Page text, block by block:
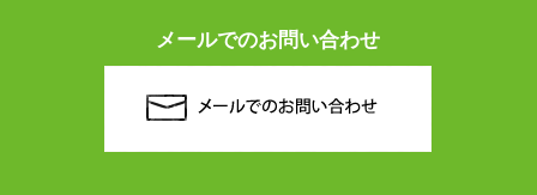
メールでのお問い合わせ